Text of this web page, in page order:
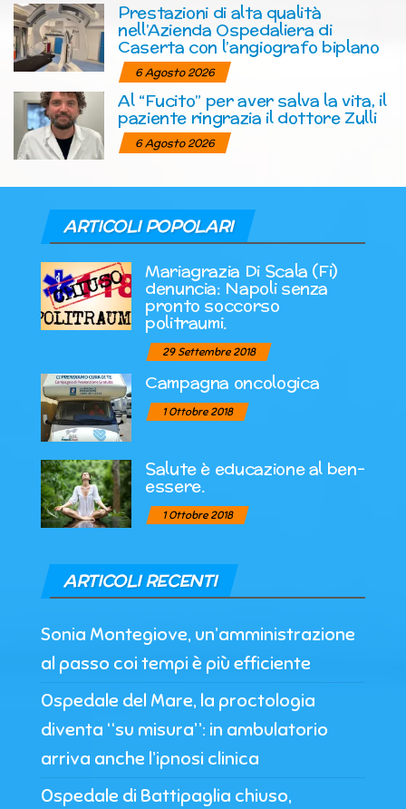
Prestazioni di alta qualità
nell’Azienda Ospedaliera di
Caserta con l’angiografo biplano
6 Agosto 2026
Al “Fucito” per aver salva la vita, il
paziente ringrazia il dottore Zulli
6 Agosto 2026
ARTICOLI POPOLARI
Mariagrazia Di Scala (Fi)
denuncia: Napoli senza
pronto soccorso
politraumi.
29 Settembre 2018
Campagna oncologica
1 Ottobre 2018
Salute è educazione al ben-
essere.
1 Ottobre 2018
ARTICOLI RECENTI
Sonia Montegiove, un’amministrazione
al passo coi tempi è più efficiente
Ospedale del Mare, la proctologia
diventa “su misura”: in ambulatorio
arriva anche l’ipnosi clinica
Ospedale di Battipaglia chiuso,